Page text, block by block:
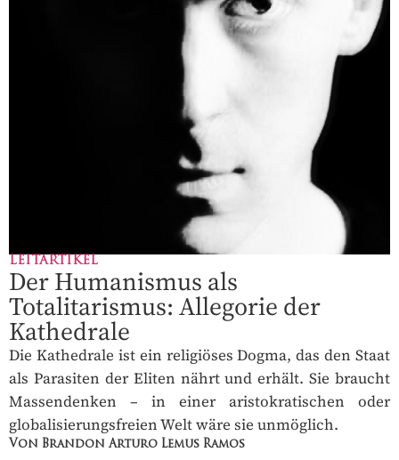
LEITARTIKEL
Der Humanismus als
Totalitarismus: Allegorie der
Kathedrale
Die Kathedrale ist ein religiöses Dogma, das den Staat
als Parasiten der Eliten nährt und erhält. Sie braucht
Massendenken – in einer aristokratischen oder
globalisierungsfreien Welt wäre sie unmöglich.
Von Brandon Arturo Lemus Ramos